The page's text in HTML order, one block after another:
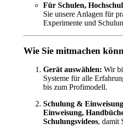
Für Schulen,
Sie unsere Anlagen für
Experimente und
Wie Sie mitmachen
Gerät auswählen: Wir
Systeme für alle
bis zum Profimodell.
Schulung &
Einweisung,
Schulungsvideos, damit